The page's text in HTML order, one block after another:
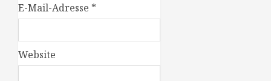
E-Mail-Adresse *
Website